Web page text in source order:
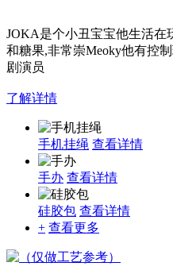
JOKA是个小丑宝宝他生活在
和糖果,非常崇Meoky他有控
剧演员
了解详情
手机挂绳 查看详情
手办 查看详情
硅胶包 查看详情
+ 查看更多